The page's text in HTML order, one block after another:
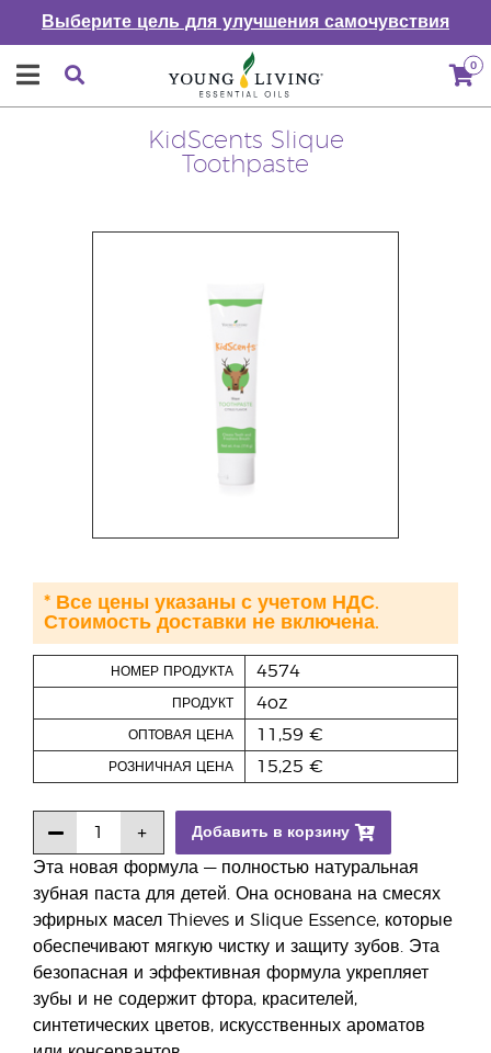
Выберите цель для улучшения самочувствия
0
KidScents Slique
Toothpaste
Эта новая формула — полностью натуральная
зубная паста для детей. Она основана на смесях
эфирных масел Thieves и Slique Essence, которые
обеспечивают мягкую чистку и защиту зубов. Эта
безопасная и эффективная формула укрепляет
зубы и не содержит фтора, красителей,
синтетических цветов, искусственных ароматов
НОМЕР ПРОДУКТА 4574
ПРОДУКТ 4oz
ОПТОВАЯ ЦЕНА 11,59 €
РОЗНИЧНАЯ ЦЕНА 15,25 €
Добавить в корзину
* Все цены указаны с учетом НДС.
Стоимость доставки не включена.